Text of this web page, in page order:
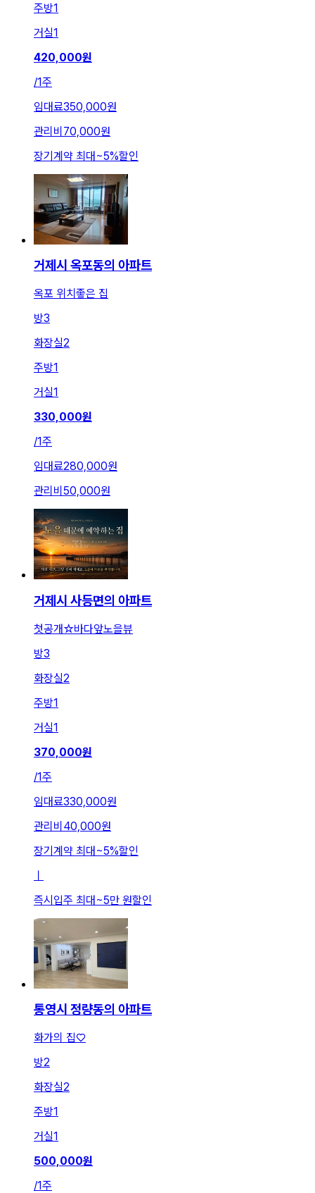
주방1
거실1
420,000원
/1주
임대료350,000원
관리비 70,000원
장기계약 최대~5%할인
거제시 옥포동의 아파트
옥포 위치좋은 집
방3
화장실2
주방1
거실1
330,000원
/1주
임대료280,000원
관리비 50,000원
거제시 사등면의 아파트
첫공개☆바다앞노을뷰
방3
화장실2
주방1
거실1
370,000원
/1주
임대료330,000원
관리비 40,000원
장기계약 최대~5%할인
ㅣ
즉시입주 최대~5만 원할인
통영시 정량동의 아파트
화가의 집♡
방2
화장실2
주방1
거실1
500,000원
/1주